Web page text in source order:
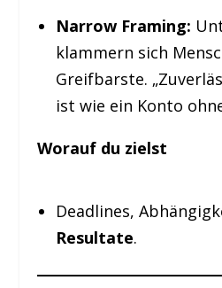
Narrow Framing:
klammern sich
Greifbarste.
ist wie ein Konto
Worauf du zielst
Deadlines,
Resultate.